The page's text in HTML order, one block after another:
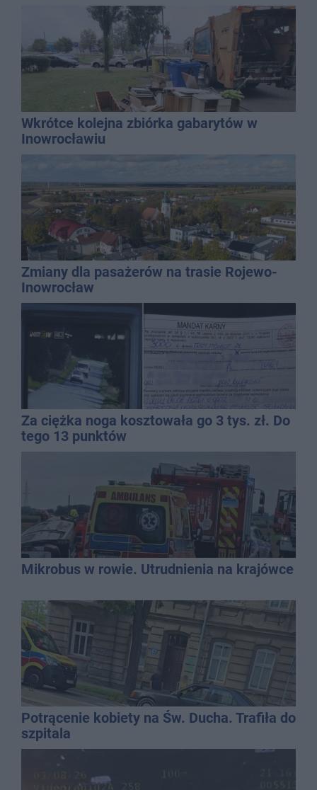
Wkrótce kolejna zbiórka gabarytów w
Inowrocławiu
Zmiany dla pasażerów na trasie Rojewo-
Inowrocław
Za ciężka noga kosztowała go 3 tys. zł. Do
tego 13 punktów
Mikrobus w rowie. Utrudnienia na krajówce
Potrącenie kobiety na Św. Ducha. Trafiła do
szpitala